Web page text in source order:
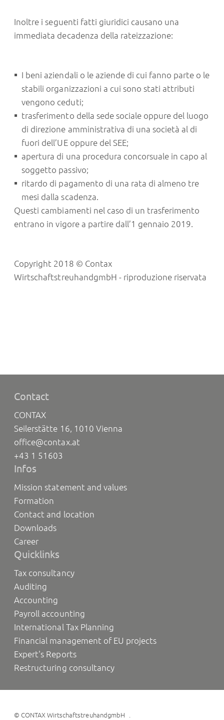
Inoltre i seguenti fatti giuridici causano una
immediata decadenza della rateizzazione:
I beni aziendali o le aziende di cui fanno parte o le
stabili organizzazioni a cui sono stati attributi
vengono ceduti;
trasferimento della sede sociale oppure del luogo
di direzione amministrativa di una società al di
fuori dell’UE oppure del SEE;
apertura di una procedura concorsuale in capo al
soggetto passivo;
ritardo di pagamento di una rata di almeno tre
mesi dalla scadenza.
Questi cambiamenti nel caso di un trasferimento
entrano in vigore a partire dall’1 gennaio 2019.
Copyright 2018 © Contax
WirtschaftstreuhandgmbH - riproduzione riservata
Contact
CONTAX
Seilerstätte 16, 1010 Vienna
office@contax.at
+43 1 51603
Infos
Mission statement and values
Formation
Contact and location
Downloads
Career
Quicklinks
Tax consultancy
Auditing
Accounting
Payroll accounting
International Tax Planning
Financial management of EU projects
Expert's Reports
Restructuring consultancy
©CONTAX WirtschaftstreuhandgmbH